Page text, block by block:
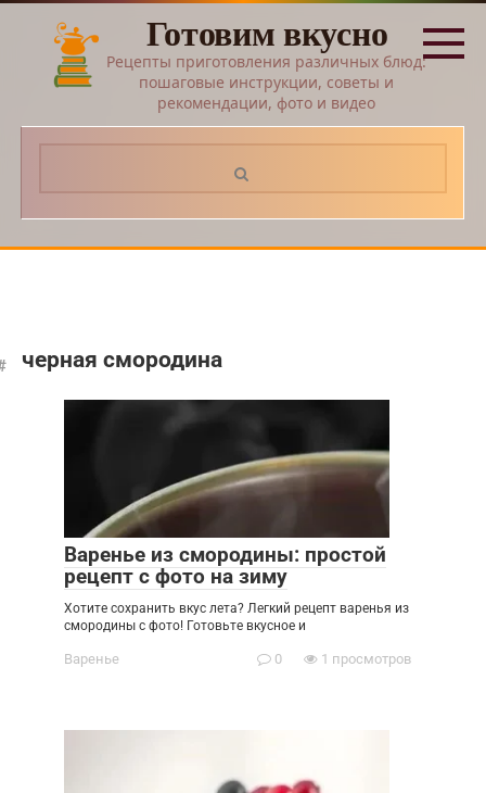
Перейти
контенту
Готовим вкусно
Рецепты приготовления различных блюд:
пошаговые инструкции, советы и
рекомендации, фото и видео
черная смородина
Варенье из смородины: простой
рецепт с фото на зиму
Хотите сохранить вкус лета? Легкий рецепт варенья из
смородины с фото! Готовьте вкусное и
Варенье 0 1 просмотров